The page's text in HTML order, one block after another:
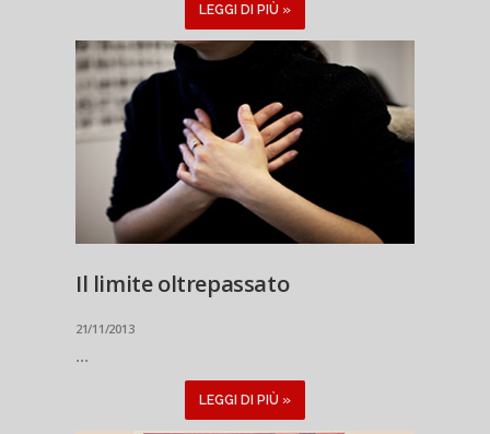
LEGGI DI PIÙ »
Il limite oltrepassato
21/11/2013
...
LEGGI DI PIÙ »